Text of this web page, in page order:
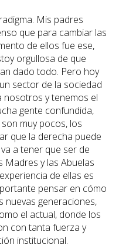
Mis padres
que para cambiar las
de ellos fue ese,
orgullosa de que
dado todo. Pero hoy
sector de la sociedad
nosotros y tenemos el
gente confundida,
muy pocos, los
que la derecha puede
a tener que ser de
Madres y las Abuelas
de ellas es
pensar en cómo
nuevas generaciones,
el actual, donde los
con tanta fuerza y
institucional.